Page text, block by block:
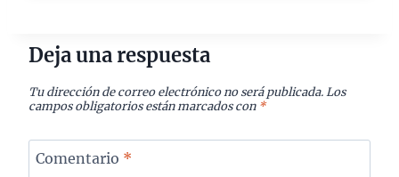
Deja una respuesta
Tu dirección de correo electrónico no será publicada. Los
campos obligatorios están marcados con *
Comentario *